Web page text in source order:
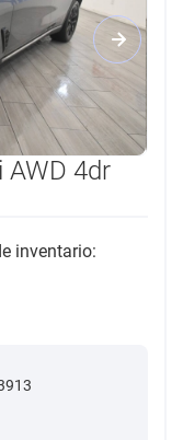
AWD 4dr
inventario: